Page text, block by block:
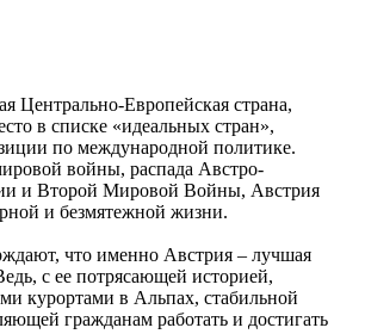
Центрально-Европейская страна,
в списке «идеальных стран»,
по международной политике.
войны, распада Австро-
и Второй Мировой Войны, Австрия
и безмятежной жизни.
что именно Австрия – лучшая
с ее потрясающей историей,
курортами в Альпах, стабильной
гражданам работать и достигать